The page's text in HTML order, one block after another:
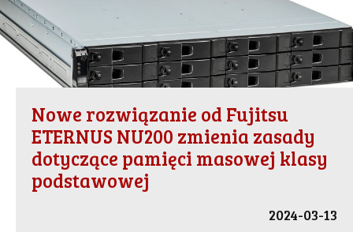
Nowe rozwiązanie od Fujitsu
ETERNUS NU200 zmienia zasady
dotyczące pamięci masowej klasy
podstawowej
2024-03-13